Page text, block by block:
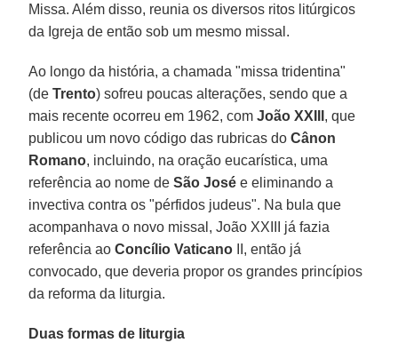
Missa. Além disso, reunia os diversos ritos litúrgicos
da Igreja de então sob um mesmo missal.
Ao longo da história, a chamada "missa tridentina"
(deTrento) sofreu poucas alterações, sendo que a
mais recente ocorreu em 1962, comJoão XXIII , que
publicou um novo código das rubricas doCânon
Romano, incluindo, na oração eucarística, uma
referência ao nome deSão José e eliminando a
invectiva contra os "pérfidos judeus". Na bula que
acompanhava o novo missal, João XXIII já fazia
referência aoConcílio Vaticano II, então já
convocado, que deveria propor os grandes princípios
da reforma da liturgia.
Duas formas de liturgia